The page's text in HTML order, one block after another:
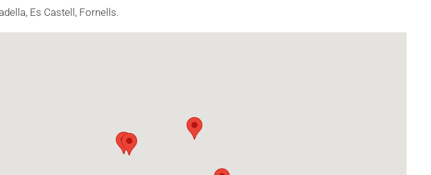
Es Castell, Fornells.